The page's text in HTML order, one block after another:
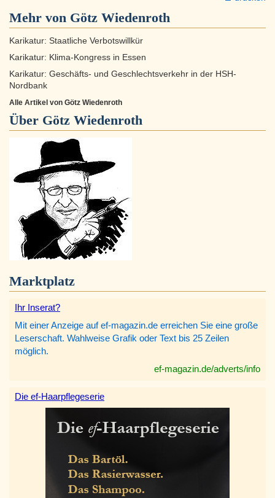
Mehr von Götz Wiedenroth
Karikatur: Staatliche Verbotswillkür
Karikatur: Klima-Kongress in Essen
Karikatur: Geschäfts- und Geschlechtsverkehr in der HSH-
Nordbank
Alle Artikel von Götz Wiedenroth
Über Götz Wiedenroth
Marktplatz
Ihr Inserat?
Mit einer Anzeige auf ef-magazin.de erreichen Sie eine große
Leserschaft. Wahlweise Grafik oder Text bis 25 Zeilen
möglich.
ef-magazin.de/adverts/info
Die ef-Haarpflegeserie